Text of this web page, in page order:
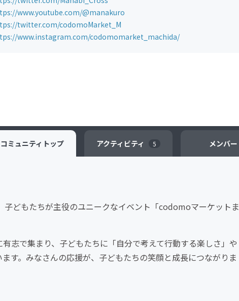
www.youtube.com/@manakuro
twitter.com/codomoMarket_M
www.instagram.com/codomomarket_machida/
コミュニティ トップ アクティビティ 5 メンバー
子どもたちが主役のユニークなイベント「codomoマーケットま
志で集まり、子どもたちに「自分で考えて行動する楽しさ」や
す。みなさんの応援が、子どもたちの笑顔と成長につながりま